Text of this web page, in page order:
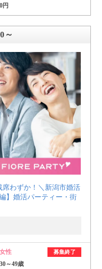
0円
～
席わずか！＼新潟市婚活
】婚活パーティー・街
女性 募集終了
30～49歳